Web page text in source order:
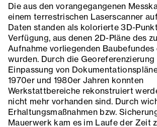
Die aus den vorangegangenen
einem terrestrischen Laserscanner
Daten standen als kolorierte 3D-
Verfügung, aus denen 2D-Pläne des
Aufnahme vorliegenden
wurden. Durch die Georeferenzierung
Einpassung von
1970er und 1980er Jahren konnten
Werkstattbereiche rekonstruiert
nicht mehr vorhanden sind. Durch
Erhaltungsmaßnahmen bzw.
Mauerwerk kam es im Laufe der Zeit